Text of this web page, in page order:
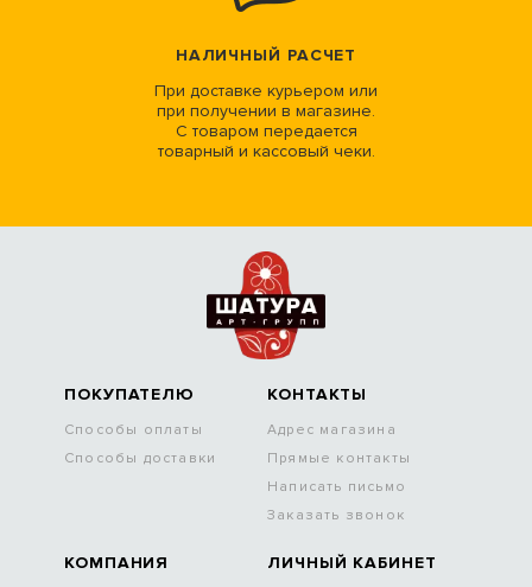
НАЛИЧНЫЙ РАСЧЕТ
При доставке курьером или
при получении в магазине.
С товаром передается
товарный и кассовый чеки.
ПОКУПАТЕЛЮ
Способы оплаты
Способы доставки
КОНТАКТЫ
Адрес магазина
Прямые контакты
Написать письмо
Заказать звонок
КОМПАНИЯ ЛИЧНЫЙ КАБИНЕТ